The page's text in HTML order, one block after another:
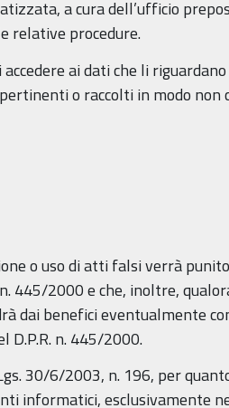
a cura dell’ufficio
relative procedure.
ai dati che li
o raccolti in modo non
o uso di atti falsi verrà
445/2000 e che, inoltre,
dai benefici eventualmente
D.P.R. n. 445/2000.
30/6/2003, n. 196, per
informatici, esclusivamente